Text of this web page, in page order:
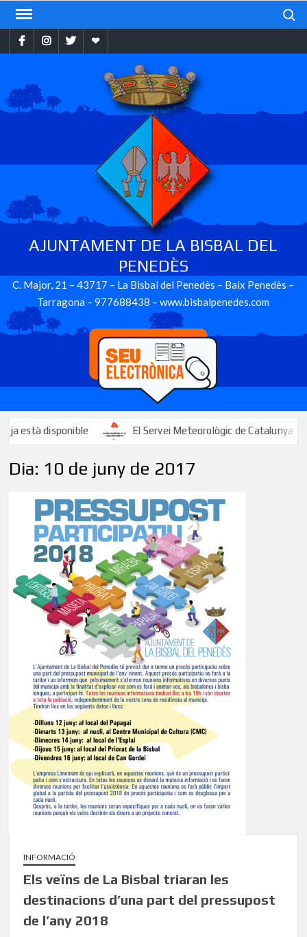
Skip
contentFacebookInstragram
TwitterEbando
AJUNTAMENT DE LA BISBAL DEL
PENEDÈS
C. Major, 21 – 43717 – La Bisbal del Penedès – Baix Penedès –
Tarragona – 977688438 – www.bisbalpenedes.com
El Servei Meteorològic de Catalunya activa un
Dia: 10 de juny de 2017
INFORMACIÓ
Els veïns de La Bisbal triaran les
destinacions d’una part del pressupost
de l’any 2018